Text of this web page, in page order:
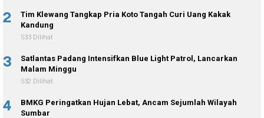
2
Tim Klewang Tangkap Pria Koto Tangah Curi Uang Kakak
Kandung
533 Dilihat
3
Satlantas Padang Intensifkan Blue Light Patrol, Lancarkan
Malam Minggu
532 Dilihat
4
BMKG Peringatkan Hujan Lebat, Ancam Sejumlah Wilayah
Sumbar